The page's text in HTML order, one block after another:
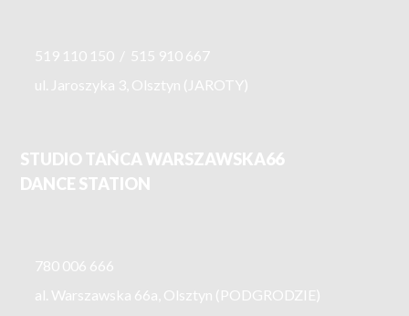
519 110 150 / 515 910 667
ul. Jaroszyka 3, Olsztyn (JAROTY)
STUDIO TAŃCA WARSZAWSKA66
DANCE STATION
780 006 666
al. Warszawska 66a, Olsztyn (PODGRODZIE)